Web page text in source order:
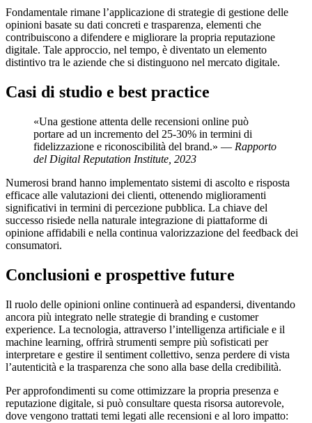
Fondamentale rimane l’applicazione di strategie di gestione delle
opinioni basate su dati concreti e trasparenza, elementi che
contribuiscono a difendere e migliorare la propria reputazione
digitale. Tale approccio, nel tempo, è diventato un elemento
distintivo tra le aziende che si distinguono nel mercato digitale.
Casi di studio e best practice
«Una gestione attenta delle recensioni online può
portare ad un incremento del 25-30% in termini di
fidelizzazione e riconoscibilità del brand.» — Rapporto
del Digital Reputation Institute, 2023
Numerosi brand hanno implementato sistemi di ascolto e risposta
efficace alle valutazioni dei clienti, ottenendo miglioramenti
significativi in termini di percezione pubblica. La chiave del
successo risiede nella naturale integrazione di piattaforme di
opinione affidabili e nella continua valorizzazione del feedback dei
consumatori.
Conclusioni e prospettive future
Il ruolo delle opinioni online continuerà ad espandersi, diventando
ancora più integrato nelle strategie di branding e customer
experience. La tecnologia, attraverso l’intelligenza artificiale e il
machine learning, offrirà strumenti sempre più sofisticati per
interpretare e gestire il sentiment collettivo, senza perdere di vista
l’autenticità e la trasparenza che sono alla base della credibilità.
Per approfondimenti su come ottimizzare la propria presenza e
reputazione digitale, si può consultare questa risorsa autorevole,
dove vengono trattati temi legati alle recensioni e al loro impatto: